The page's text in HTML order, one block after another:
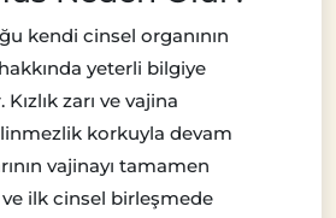
kendi cinsel organının
hakkında yeterli bilgiye
zarı ve vajina
korkuyla devam
vajinayı tamamen
ve ilk cinsel birleşmede